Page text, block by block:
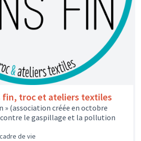
fin, troc et ateliers textiles
» (association créée en octobre
le gaspillage et la pollution
de vie